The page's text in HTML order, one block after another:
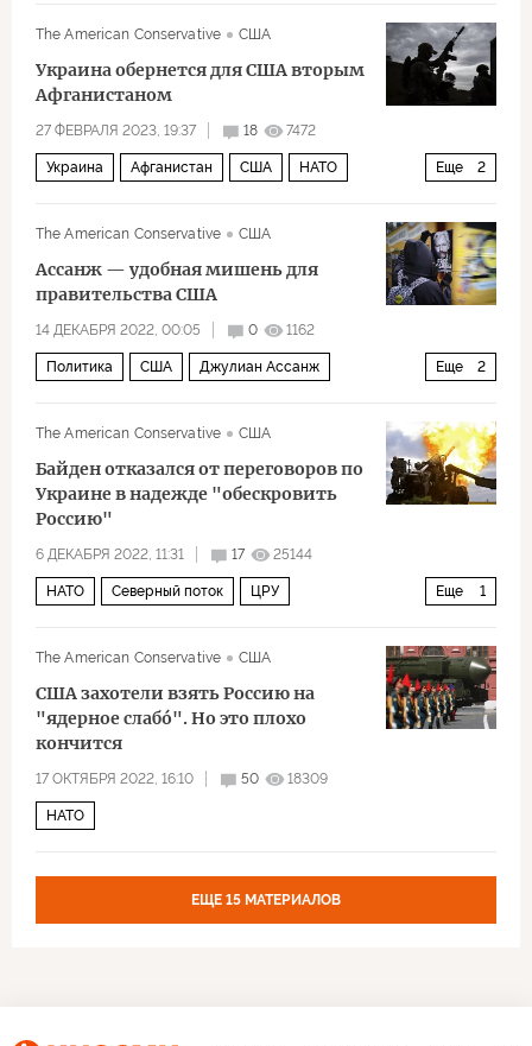
The American Conservative
США
Украина обернется для США вторым
Афганистаном
27 ФЕВРАЛЯ 2023, 19:37 18 7472
Еще 2
Украина Афганистан США НАТО
The American Conservative
США
Ассанж — удобная мишень для
правительства США
14 ДЕКАБРЯ 2022, 00:05 0 1162
Еще 2
Политика США Джулиан Ассанж
The American Conservative
США
Байден отказался от переговоров по
Украине в надежде "обескровить
Россию"
6 ДЕКАБРЯ 2022, 11:31 17 25144
Еще 1
НАТО Северный поток ЦРУ
The American Conservative
США
США захотели взять Россию на
"ядерное слабó". Но это плохо
кончится
17 ОКТЯБРЯ 2022, 16:10 50 18309
НАТО
ЕЩЕ 15 МАТЕРИАЛОВ